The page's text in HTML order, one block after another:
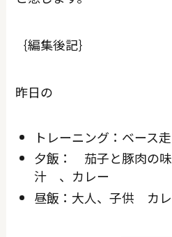
｛編集後記｝
昨日の
トレーニング：ベース
夕飯： 茄子と豚肉の
汁 、カレー
昼飯：大人、子供 カ